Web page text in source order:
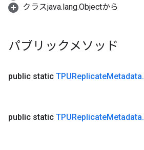
クラスjava.lang.Objectから
パブリックメソッド
public static TPUReplicateMetadata.
public static TPUReplicateMetadata.